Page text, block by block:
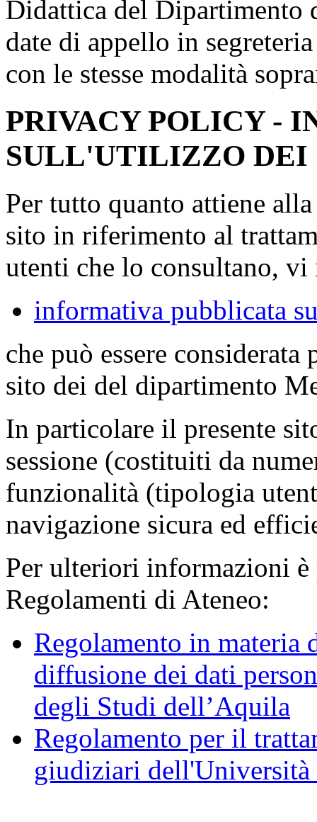
Didattica del Dipartimento
date di appello in
con le stesse modalità
PRIVACY POLICY -
SULL'UTILIZZO DEI
Per tutto quanto attiene
sito in riferimento al
utenti che lo consultano,
informativa pubblicata
che può essere
sito dei del dipartimento
In particolare il presente
sessione (costituiti da
funzionalità (tipologia
navigazione sicura ed
Per ulteriori informazioni è
Regolamenti di Ateneo:
Regolamento in materia
diffusione dei dati
degli Studi dell’Aquila
Regolamento per il
giudiziari